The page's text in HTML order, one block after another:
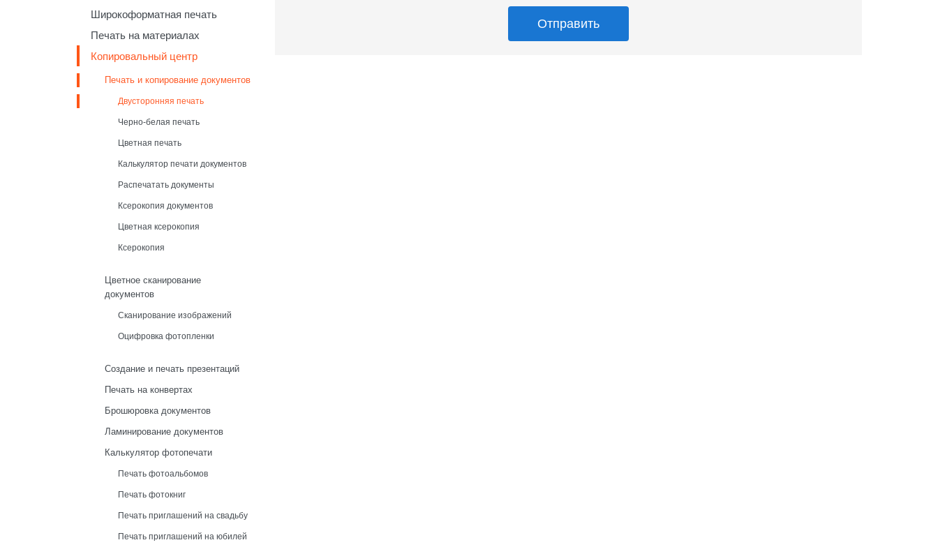
Широкоформатная печать
Печать на материалах
Копировальный центр
Печать и копирование документов
Двусторонняя печать
Черно-белая печать
Цветная печать
Калькулятор печати документов
Распечатать документы
Ксерокопия документов
Цветная ксерокопия
Ксерокопия
Цветное сканирование
документов
Сканирование изображений
Оцифровка фотопленки
Создание и печать презентаций
Печать на конвертах
Брошюровка документов
Ламинирование документов
Калькулятор фотопечати
Печать фотоальбомов
Печать фотокниг
Печать приглашений на свадьбу
Печать приглашений на юбилей
Отправить